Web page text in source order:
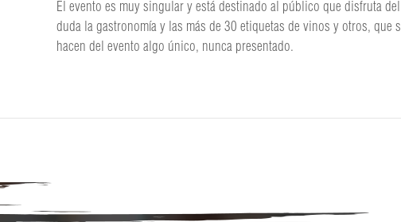
El evento es muy singular y está destinado al público que disfruta
duda la gastronomía y las más de 30 etiquetas de vinos y otros, que
hacen del evento algo único, nunca presentado.